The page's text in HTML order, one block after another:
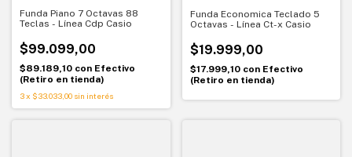
Funda Piano 7 Octavas 88
Teclas - Línea Cdp Casio
$99.099,00
$89.189,10 con Efectivo
(Retiro en tienda)
3x $33.033,00 sin interés
Funda Economica Teclado 5
Octavas - Línea Ct-x Casio
$19.999,00
$17.999,10 con Efectivo
(Retiro en tienda)